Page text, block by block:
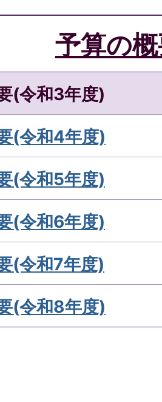
予算の
(令和3年度)
(令和4年度)
(令和5年度)
(令和6年度)
(令和7年度)
(令和8年度)